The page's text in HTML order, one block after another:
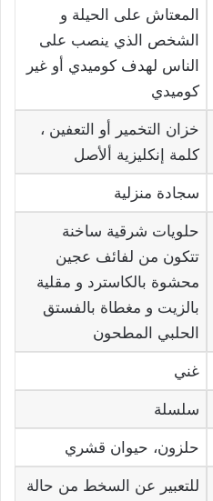
المعتاش على الحيلة و
الشخص الذي ينصب على
الناس لهدف كوميدي أو غير
كوميدي
خزان التخمير أو التعفين ،
كلمة إنكليزية ألأصل
سجادة منزلية
حلويات شرقية ساخنة
تتكون من لفائف عجين
محشوة بالكاسترد و مقلية
بالزيت و مغطاة بالفستق
الحلبي المطحون
غني
سلسلة
حلزون، حيوان قشري
للتعبير عن السخط من حالة